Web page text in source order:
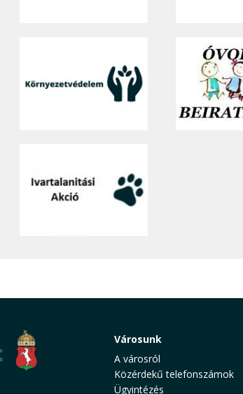
Városunk
A városról
Közérdekű telefonszámok
Ügyintézés